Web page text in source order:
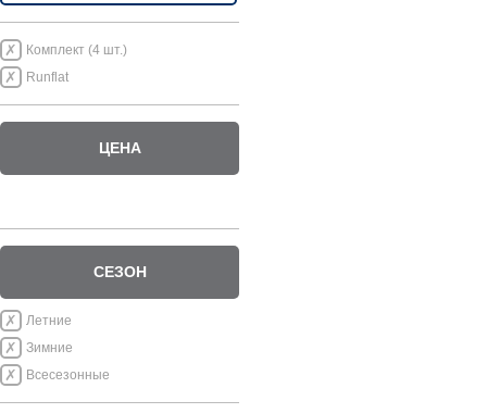
Комплект (4 шт.)
Runflat
ЦЕНА
СЕЗОН
Летние
Зимние
Всесезонные